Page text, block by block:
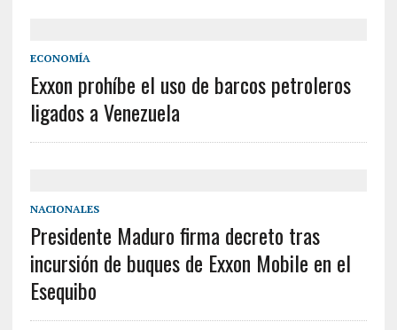
ECONOMÍA
Exxon prohíbe el uso de barcos petroleros
ligados a Venezuela
NACIONALES
Presidente Maduro firma decreto tras
incursión de buques de Exxon Mobile en el
Esequibo